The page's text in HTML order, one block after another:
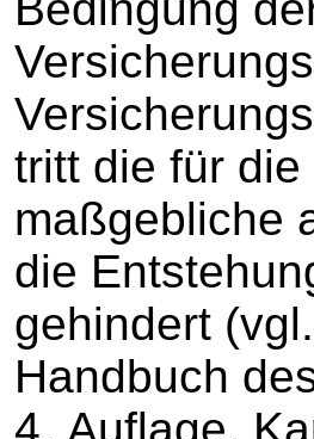
tritt die für
maßgebliche
die
gehindert (vgl.
Handbuch